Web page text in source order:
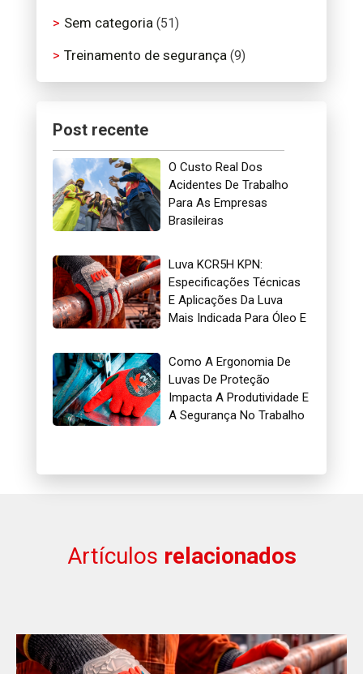
Sem categoria(51)
Treinamento de segurança(9)
Post recente
O Custo Real Dos
Acidentes De Trabalho
Para As Empresas
Brasileiras
Luva KCR5H KPN:
Especificações Técnicas
E Aplicações Da Luva
Mais Indicada Para Óleo E
Como A Ergonomia De
Luvas De Proteção
Impacta A Produtividade E
A Segurança No Trabalho
Artículos relacionados